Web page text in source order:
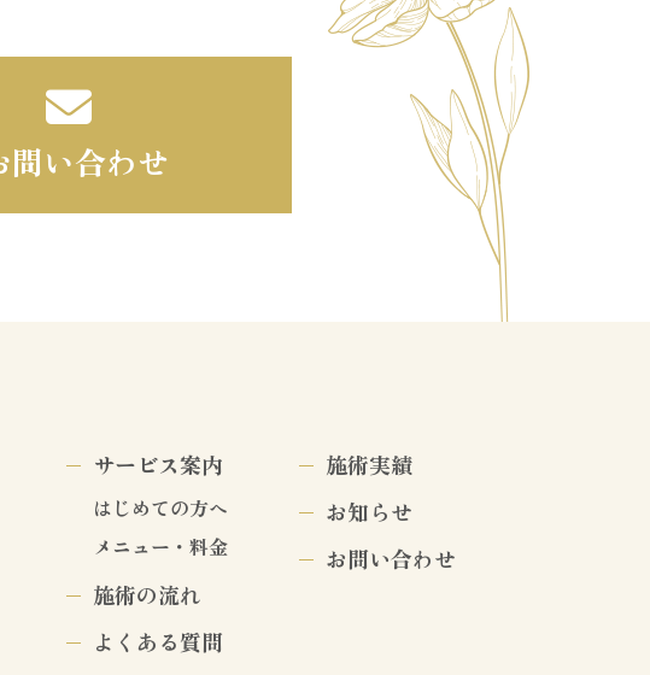
問い合わせ
サービス案内
はじめての方へ
メニュー・料金
施術の流れ
よくある質問
施術実績
お知らせ
お問い合わせ